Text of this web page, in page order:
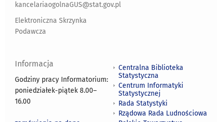
kancelariaogolnaGUS@stat.gov.pl
Elektroniczna Skrzynka
Podawcza
Informacja
Godziny pracy Informatorium:
poniedziałek-piątek 8.00–
16.00
Centralna Biblioteka
Statystyczna
Centrum Informatyki
Statystycznej
Rada Statystyki
Rządowa Rada Ludnościowa